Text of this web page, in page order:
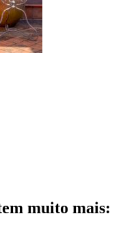
muito mais: